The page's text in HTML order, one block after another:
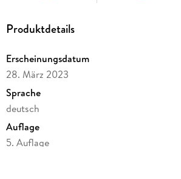
Produktdetails
Erscheinungsdatum
28. März 2023
Sprache
deutsch
Auflage
5. Auflage